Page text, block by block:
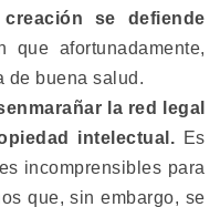
se defiende
que afortunadamente,
de buena salud.
la red legal
intelectual. Es
incomprensibles para
que, sin embargo, se